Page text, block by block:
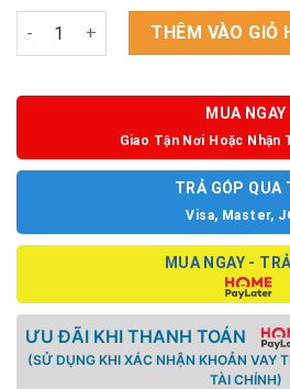
ĐỒNG HỒ TOPHILL TA058G.S2952
THÊM VÀO GIỎ
MUA NGAY
Giao Tận Nơi Hoặc Nhận
TRẢ GÓP QUA
Visa, Master,
MUA NGAY -
ƯU ĐÃI KHI THANH TOÁN
(SỬ DỤNG KHI XÁC NHẬN KHOẢN VAY
TÀI CHÍNH)